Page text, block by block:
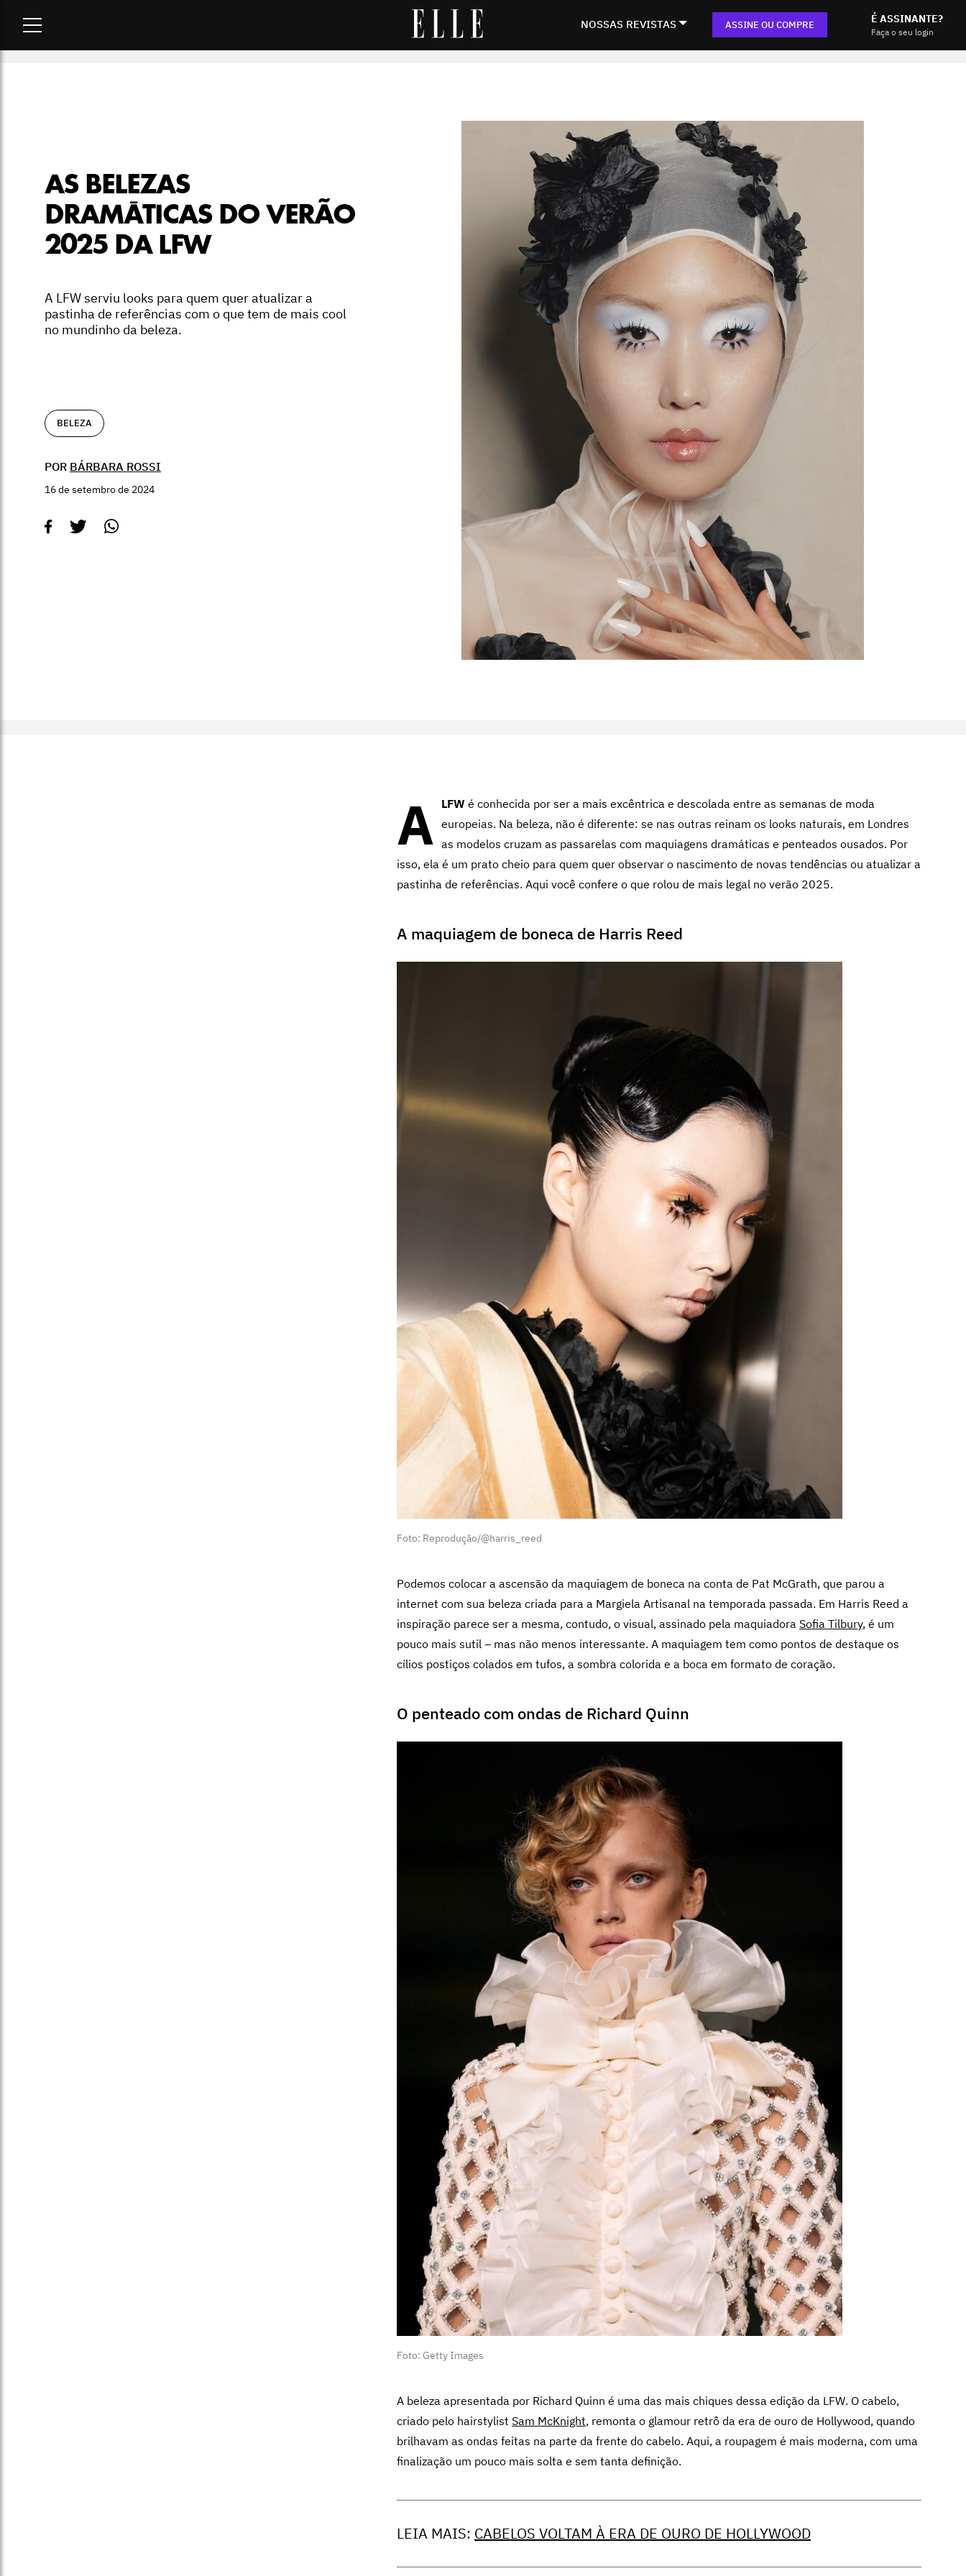
NOSSAS REVISTAS ASSINE OU COMPRE É ASSINANTE?
Faça o seu login
AS BELEZAS
DRAMÁTICAS DO VERÃO
2025 DA LFW
A LFW serviu looks para quem quer atualizar a
pastinha de referências com o que tem de mais cool
no mundinho da beleza.
BELEZA
POR BÁRBARA ROSSI
16 de setembro de 2024
A LFW é conhecida por ser a mais excêntrica e descolada entre as semanas de moda
europeias. Na beleza, não é diferente: se nas outras reinam os looks naturais, em Londres
as modelos cruzam as passarelas com maquiagens dramáticas e penteados ousados. Por
isso, ela é um prato cheio para quem quer observar o nascimento de novas tendências ou atualizar a
pastinha de referências. Aqui você confere o que rolou de mais legal no verão 2025.
A maquiagem de boneca de Harris Reed
Foto: Reprodução/@harris_reed
Podemos colocar a ascensão da maquiagem de boneca na conta de Pat McGrath, que parou a
internet com sua beleza criada para a Margiela Artisanal na temporada passada. Em Harris Reed a
inspiração parece ser a mesma, contudo, o visual, assinado pela maquiadora Sofia Tilbury, é um
pouco mais sutil – mas não menos interessante. A maquiagem tem como pontos de destaque os
cílios postiços colados em tufos, a sombra colorida e a boca em formato de coração.
O penteado com ondas de Richard Quinn
Foto: Getty Images
A beleza apresentada por Richard Quinn é uma das mais chiques dessa edição da LFW. O cabelo,
criado pelo hairstylist Sam McKnight, remonta o glamour retrô da era de ouro de Hollywood, quando
brilhavam as ondas feitas na parte da frente do cabelo. Aqui, a roupagem é mais moderna, com uma
finalização um pouco mais solta e sem tanta definição.
LEIA MAIS: CABELOS VOLTAM À ERA DE OURO DE HOLLYWOOD